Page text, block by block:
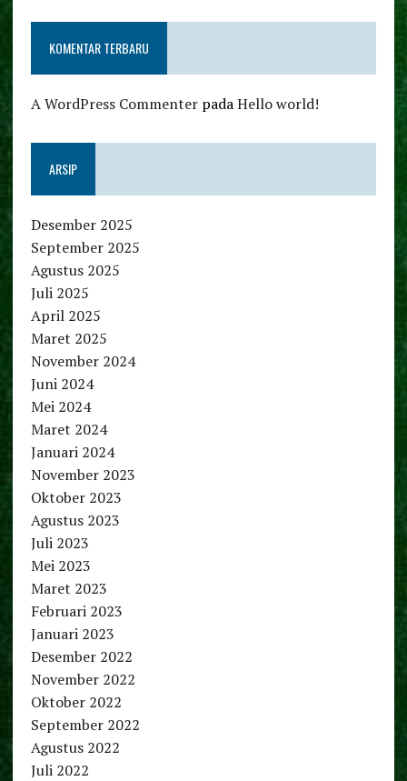
KOMENTAR TERBARU
A WordPress CommenterpadaHello world!
ARSIP
Desember 2025
September 2025
Agustus 2025
Juli 2025
April 2025
Maret 2025
November 2024
Juni 2024
Mei 2024
Maret 2024
Januari 2024
November 2023
Oktober 2023
Agustus 2023
Juli 2023
Mei 2023
Maret 2023
Februari 2023
Januari 2023
Desember 2022
November 2022
Oktober 2022
September 2022
Agustus 2022
Juli 2022